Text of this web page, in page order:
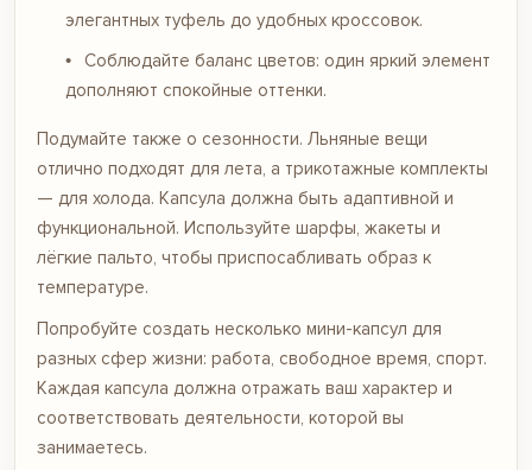
элегантных туфель до удобных кроссовок.
Соблюдайте баланс цветов: один яркий элемент
дополняют спокойные оттенки.
Подумайте также о сезонности. Льняные вещи
отлично подходят для лета, а трикотажные комплекты
— для холода. Капсула должна быть адаптивной и
функциональной. Используйте шарфы, жакеты и
лёгкие пальто, чтобы приспосабливать образ к
температуре.
Попробуйте создать несколько мини-капсул для
разных сфер жизни: работа, свободное время, спорт.
Каждая капсула должна отражать ваш характер и
соответствовать деятельности, которой вы
занимаетесь.